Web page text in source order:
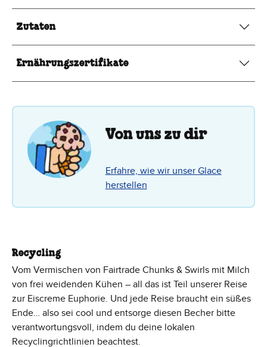
Zutaten
Ernährungszertifikate
Von uns zu dir
Erfahre, wie wir unser Glace
herstellen
Recycling
Vom Vermischen von Fairtrade Chunks & Swirls mit Milch
von frei weidenden Kühen – all das ist Teil unserer Reise
zur Eiscreme Euphorie. Und jede Reise braucht ein süßes
Ende… also sei cool und entsorge diesen Becher bitte
verantwortungsvoll, indem du deine lokalen
Recyclingrichtlinien beachtest.